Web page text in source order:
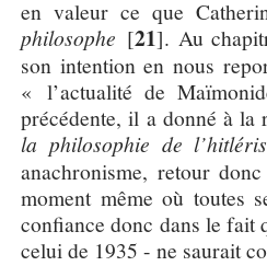
en valeur ce que
philosophe [21]. Au
son intention en nous
« l’actualité de
précédente, il a donné à
la philosophie de
anachronisme, retour
moment même où toutes
confiance donc dans le fait
celui de 1935 - ne saurait